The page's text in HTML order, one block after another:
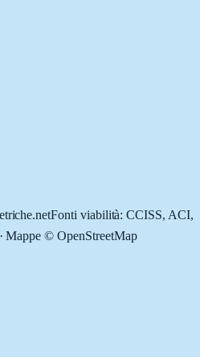
Fonti viabilità: CCISS, ACI,
Mappe © OpenStreetMap